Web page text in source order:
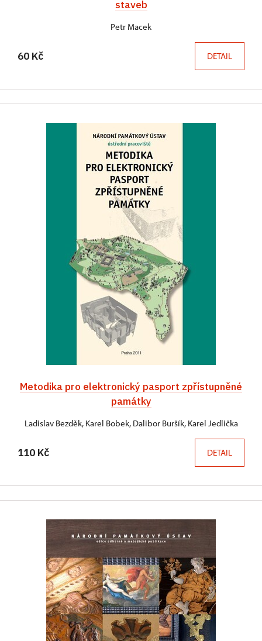
staveb
Petr Macek
60 Kč DETAIL
Metodika pro elektronický pasport zpřístupněné
památky
Ladislav Bezděk, Karel Bobek, Dalibor Buršík, Karel Jedlička
110 Kč DETAIL